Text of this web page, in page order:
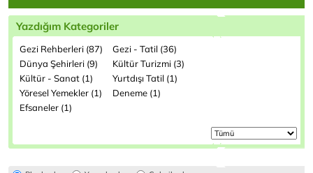
Yazdığım Kategoriler
Gezi Rehberleri (87)
Gezi - Tatil (36)
Dünya Şehirleri (9)
Kültür Turizmi (3)
Kültür - Sanat (1)
Yurtdışı Tatil (1)
Yöresel Yemekler (1)
Deneme (1)
Efsaneler (1)